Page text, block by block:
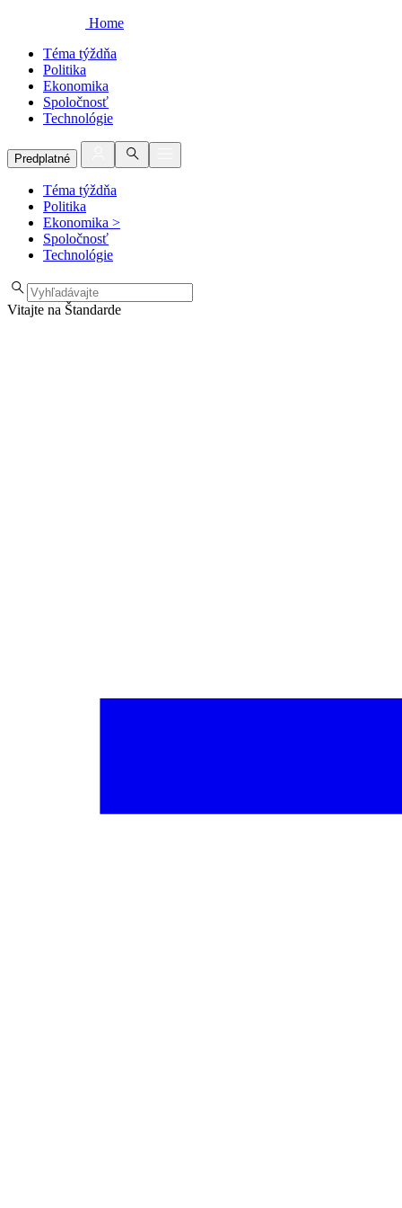
Home
Téma týždňa
Politika
Ekonomika
Spoločnosť
Technológie
Predplatné
Téma týždňa
Politika
Ekonomika >
Spoločnosť
Technológie
Vitajte na Štandarde